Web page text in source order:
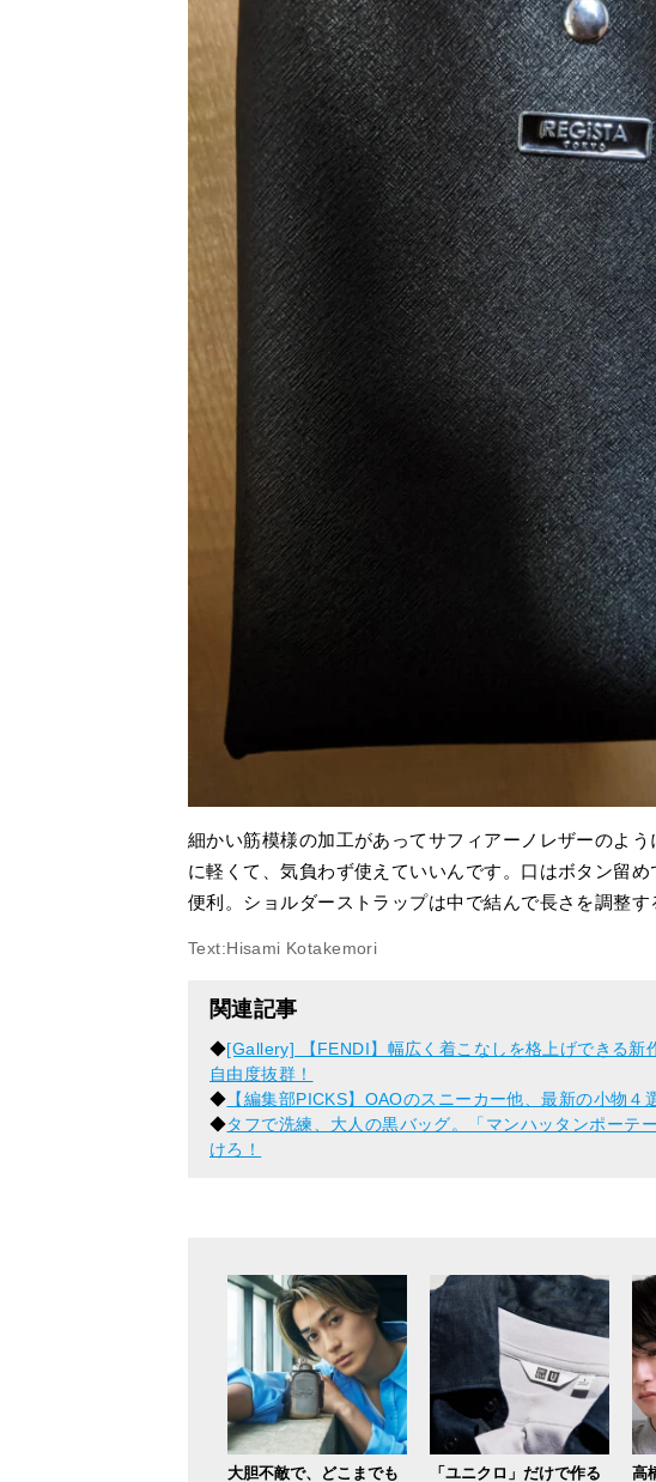
細かい筋模様の加工があってサフィアーノレザーのよ
に軽くて、気負わず使えていいんです。口はボタン留
便利。ショルダーストラップは中で結んで長さを調
Text:Hisami Kotakemori
関連記事
◆[Gallery] 【FENDI】幅広く着こなしを格上げできる新
自由度抜群！
◆ 【編集部PICKS】OAOのスニーカー他、最新の小物
◆タフで洗練、大人の黒バッグ。「マンハッタンポーテ
けろ！
大胆不敵で、どこまでも 「ユニクロ」だけで作る 高